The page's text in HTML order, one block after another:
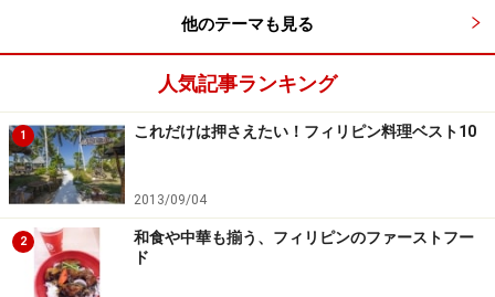
他のテーマも見る
人気記事ランキング
1 これだけは押さえたい！フィリピン料理ベスト10
2013/09/04
2
和食や中華も揃う、フィリピンのファーストフー
ド